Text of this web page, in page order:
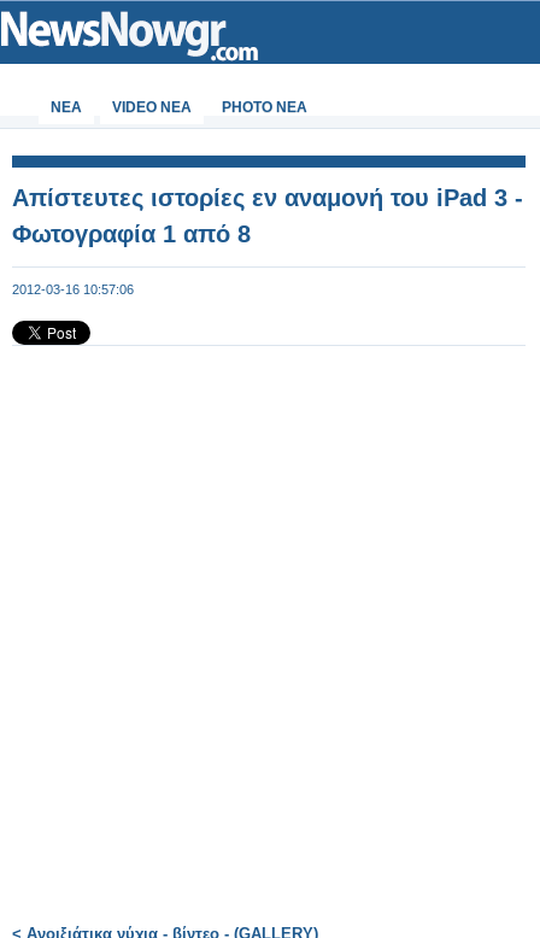
ΝΕΑ VIDEO NEA PHOTO NEA
Απίστευτες ιστορίες εν αναμονή του iPad 3 -
Φωτογραφία 1 από 8
2012-03-16 10:57:06
< Ανοιξιάτικα νύχια - βίντεο - (GALLERY)